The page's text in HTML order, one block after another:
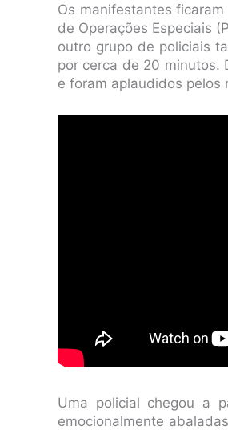
Os manifestantes
de Operações Especiais
outro grupo de policiais
por cerca de 20 minutos.
e foram aplaudidos pelos
Uma policial chegou a
emocionalmente